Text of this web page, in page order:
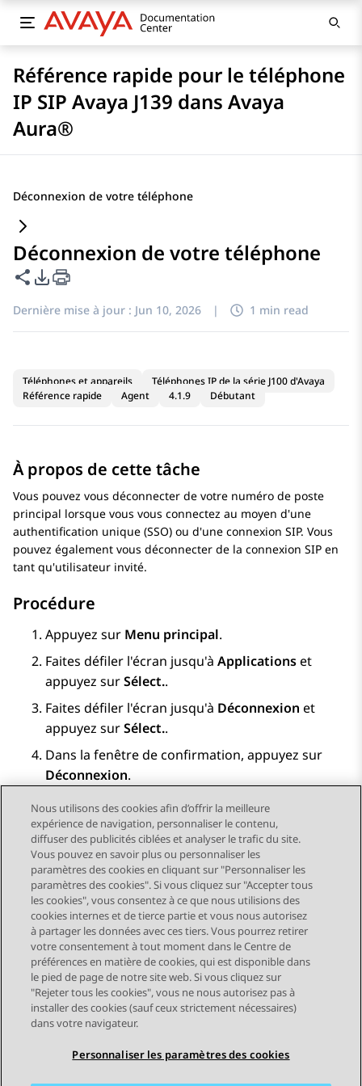
Référence rapide pour le téléphone
IP SIP Avaya J139 dans Avaya
Aura®
Déconnexion de votre téléphone
Déconnexion de votre téléphone
Partager cette page
Options d'exportation PDF
Dernière mise à jour : Jun 10, 2026 | 1 min read
Téléphones et appareils
Téléphones IP de la série J100 d'Avaya
Référence rapide
Agent 4.1.9 Débutant
À propos de cette tâche
Vous pouvez vous déconnecter de votre numéro de poste
principal lorsque vous vous connectez au moyen d'une
authentification unique (SSO) ou d'une connexion SIP. Vous
pouvez également vous déconnecter de la connexion SIP en
tant qu'utilisateur invité.
Procédure
Appuyez sur Menu principal.
Faites défiler l'écran jusqu'à Applicationset
appuyez surSélect..
Faites défiler l'écran jusqu'à Déconnexion et
appuyez surSélect..
Dans la fenêtre de confirmation, appuyez sur
Déconnexion.
Send Feedback
Navigation par sujet
Sujet précédent Sujet suivant
STAY CONNECTED
Nous utilisons des cookies afin d’offrir la meilleure
expérience de navigation, personnaliser le contenu,
diffuser des publicités ciblées et analyser le trafic du site.
Vous pouvez en savoir plus ou personnaliser les
paramètres des cookies en cliquant sur "Personnaliser les
paramètres des cookies". Si vous cliquez sur "Accepter tous
les cookies", vous consentez à ce que nous utilisions des
cookies internes et de tierce partie et vous nous autorisez
à partager les données avec ces tiers. Vous pourrez retirer
votre consentement à tout moment dans le Centre de
préférences en matière de cookies, qui est disponible dans
le pied de page de notre site web. Si vous cliquez sur
"Rejeter tous les cookies", vous ne nous autorisez pas à
installer des cookies (sauf ceux strictement nécessaires)
dans votre navigateur.
Personnaliser les paramètres des cookies